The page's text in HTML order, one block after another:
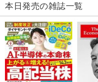
本日発売の雑誌一覧